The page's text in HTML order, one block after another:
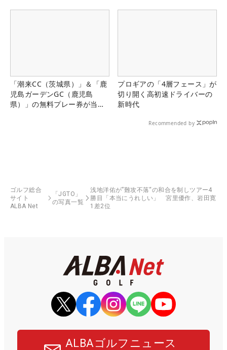
「潮来CC（茨城県）」＆「鹿
児島ガーデンGC（鹿児島
県）」の無料プレー券が当た
プロギアの「4層フェース」が
切り開く高初速ドライバーの
新時代
Recommended by
ゴルフ総合
サイト
ALBA Net
「JGTO」
の写真一覧
浅地洋佑が”難攻不落“の和合を制しツアー4
勝目「本当にうれしい」 宮里優作、岩田寛
1差2位
ALBAゴルフニュース